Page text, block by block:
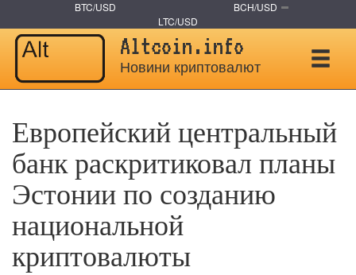
BTC/USD
BCH/USD
LTC/USD
Altcoin.info
Новини криптовалют
Европейский центральный
банк раскритиковал планы
Эстонии по созданию
национальной
криптовалюты